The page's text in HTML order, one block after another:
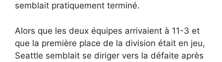
semblait pratiquement terminé.
Alors que les deux équipes arrivaient à 11-3 et
que la première place de la division était en jeu,
Seattle semblait se diriger vers la défaite après